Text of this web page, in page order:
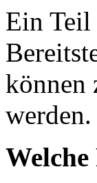
Ein Teil
können
werden.